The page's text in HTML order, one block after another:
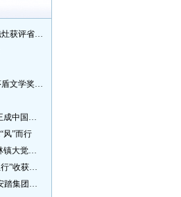
打造产城融合、共同富裕磁灶样板 磁灶获评省级乡村振兴示范乡镇
纪录片《走近这片海》来晋江拍摄 茅盾文学奖得主麦家探寻晋江“海海”人生
解锁新身份 开启更深层次合作 九牧王成中国奥委会官方赞助商
风”而行
废弃矿山披绿装 多元修复换新颜 英林镇大觉山片区废弃矿山生态修复项目通过验收
意向成交额580万美元 晋企“尼日利亚行”收获满满
拿下鼎革奖、拉姆·查兰管理实践奖 安踏集团获企业管理权威奖项